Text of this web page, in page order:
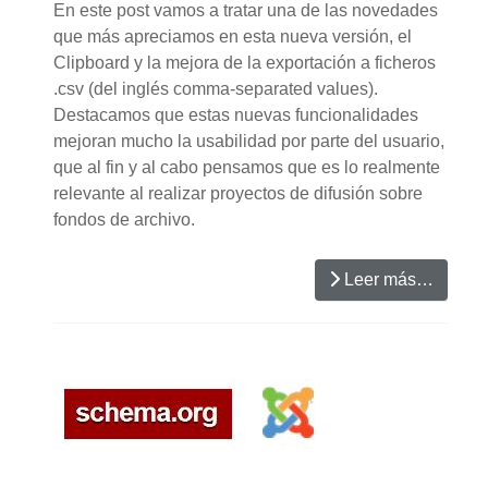
En este post vamos a tratar una de las novedades
que más apreciamos en esta nueva versión, el
Clipboard y la mejora de la exportación a ficheros
.csv (del inglés comma-separated values).
Destacamos que estas nuevas funcionalidades
mejoran mucho la usabilidad por parte del usuario,
que al fin y al cabo pensamos que es lo realmente
relevante al realizar proyectos de difusión sobre
fondos de archivo.
Leer más…